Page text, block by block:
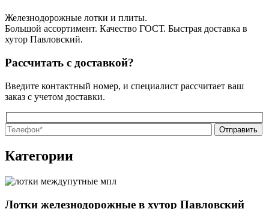
Железнодорожные лотки и плиты.
Большой ассортимент. Качество ГОСТ. Быстрая доставка в
хутор Павловский.
Рассчитать с доставкой?
Введите контактный номер, и специалист рассчитает ваш
заказ с учетом доставки.
Категории
Лотки железнодорожные в хутор Павловский